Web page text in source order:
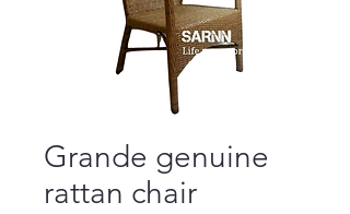
Grande genuine
rattan chair